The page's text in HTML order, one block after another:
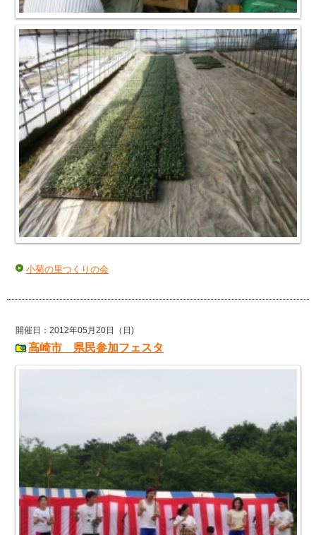
小菊の里つくりの会
開催日：2012年05月20日（日)
高崎市 県民参加フェスタ